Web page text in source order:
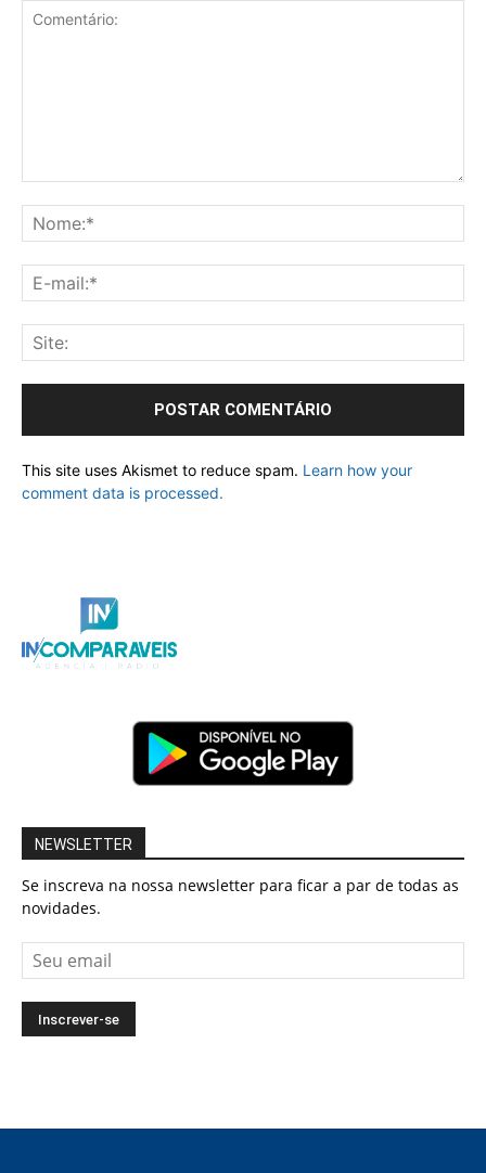
This site uses Akismet to reduce spam. Learn how your
comment data is processed.
NEWSLETTER
Se inscreva na nossa newsletter para ficar a par de todas as
novidades.